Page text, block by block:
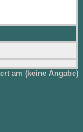
am (keine Angabe)